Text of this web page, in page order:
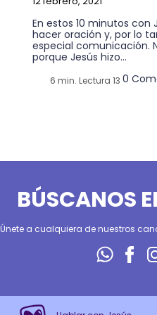
En estos 10 minutos con
hacer oración y, por lo
especial comunicación.
porque Jesús hizo...
6 min. Lectura 13 0
BÚSCANOS
Únete a cualquiera de nuestros